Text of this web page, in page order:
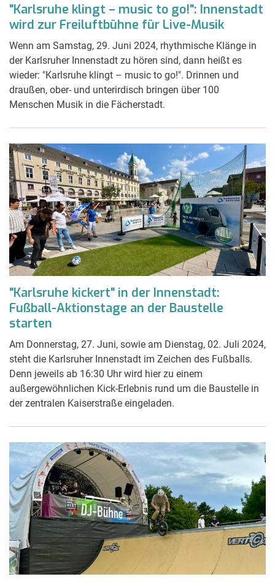
"Karlsruhe klingt – music to go!": Innenstadt
wird zur Freiluftbühne für Live-Musik
Wenn am Samstag, 29. Juni 2024, rhythmische Klänge in
der Karlsruher Innenstadt zu hören sind, dann heißt es
wieder: "Karlsruhe klingt – music to go!". Drinnen und
draußen, ober- und unterirdisch bringen über 100
Menschen Musik in die Fächerstadt.
"Karlsruhe kickert" in der Innenstadt:
Fußball-Aktionstage an der Baustelle
starten
Am Donnerstag, 27. Juni, sowie am Dienstag, 02. Juli 2024,
steht die Karlsruher Innenstadt im Zeichen des Fußballs.
Denn jeweils ab 16:30 Uhr wird hier zu einem
außergewöhnlichen Kick-Erlebnis rund um die Baustelle in
der zentralen Kaiserstraße eingeladen.